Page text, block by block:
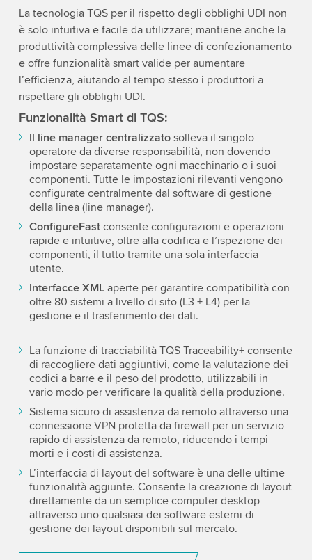
La tecnologia TQS per il rispetto degli obblighi UDI non
è solo intuitiva e facile da utilizzare; mantiene anche la
produttività complessiva delle linee di confezionamento
e offre funzionalità smart valide per aumentare
l’efficienza, aiutando al tempo stesso i produttori a
rispettare gli obblighi UDI.
Funzionalità Smart di TQS:
Il line manager centralizzatosolleva il singolo
operatore da diverse responsabilità, non dovendo
impostare separatamente ogni macchinario o i suoi
componenti. Tutte le impostazioni rilevanti vengono
configurate centralmente dal software di gestione
della linea (line manager).
ConfigureFastconsente configurazioni e operazioni
rapide e intuitive, oltre alla codifica e l’ispezione dei
componenti, il tutto tramite una sola interfaccia
utente.
Interfacce XMLaperte per garantire compatibilità con
oltre 80 sistemi a livello di sito (L3 + L4) per la
gestione e il trasferimento dei dati.
La funzione di tracciabilità TQS Traceability+ consente
di raccogliere dati aggiuntivi, come la valutazione dei
codici a barre e il peso del prodotto, utilizzabili in
vario modo per verificare la qualità della produzione.
Sistema sicuro di assistenza da remoto attraverso una
connessione VPN protetta da firewall per un servizio
rapido di assistenza da remoto, riducendo i tempi
morti e i costi di assistenza.
L’interfaccia di layout del software è una delle ultime
funzionalità aggiunte. Consente la creazione di layout
direttamente da un semplice computer desktop
attraverso uno qualsiasi dei software esterni di
gestione dei layout disponibili sul mercato.